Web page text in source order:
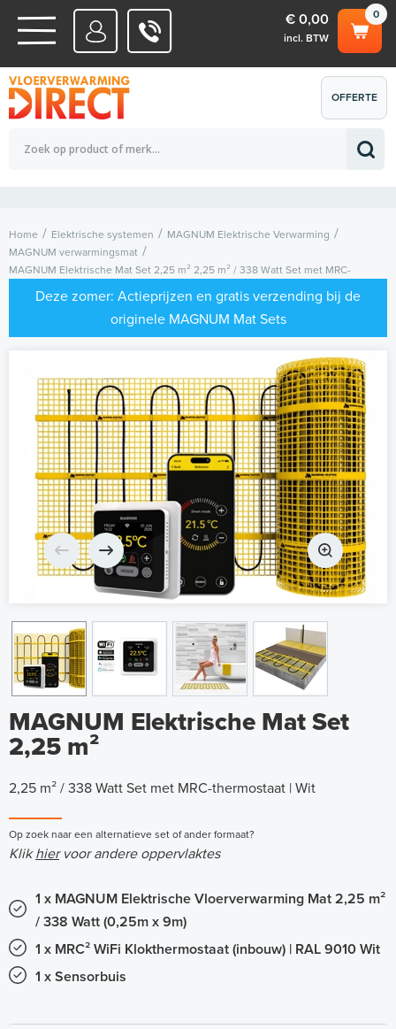
WATERSYSTEMEN
ELEKTRISCHE SYSTEMEN
0
€ 0,00
incl. BTW
Totaalbedrag (incl. BTW) € 0,00
OFFERTE
AANVRAGEN
Home Elektrische systemen
MAGNUM Elektrische Verwarming
MAGNUM verwarmingsmat
MAGNUM Elektrische Mat Set 2,25 m² 2,25 m² / 338 Watt Set met MRC-
Deze zomer: Actieprijzen en gratis verzending bij de
originele MAGNUM Mat Sets
MAGNUM Elektrische Mat Set
2,25 m²
2,25 m² / 338 Watt Set met MRC-thermostaat | Wit
Op zoek naar een alternatieve set of ander formaat?
Klikhiervoor andere oppervlaktes
1 x MAGNUM Elektrische Vloerverwarming Mat 2,25 m²
/ 338 Watt (0,25m x 9m)
1 x MRC² WiFi Klokthermostaat (inbouw) | RAL 9010 Wit
1 x Sensorbuis